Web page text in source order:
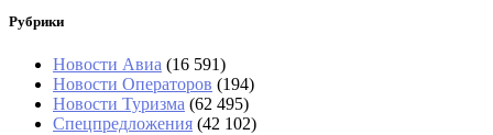
Рубрики
Новости Авиа (16 591)
Новости Операторов (194)
Новости Туризма (62 495)
Спецпредложения (42 102)